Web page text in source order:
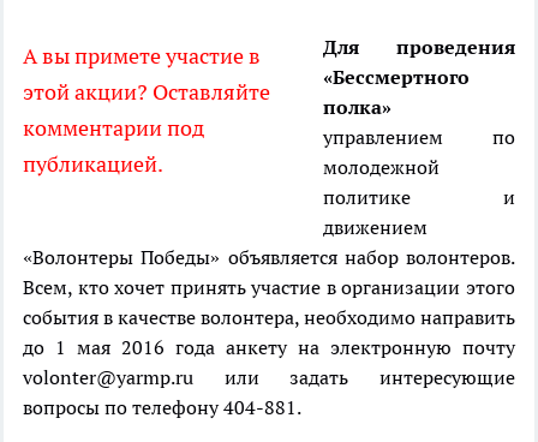
А вы примете участие в
этой акции? Оставляйте
комментарии под
публикацией.
Для проведения
«Бессмертного
полка»
управлением по
молодежной
политике и
движением
«Волонтеры Победы» объявляется набор волонтеров.
Всем, кто хочет принять участие в организации этого
события в качестве волонтера, необходимо направить
до 1 мая 2016 года анкету на электронную почту
volonter@yarmp.ru или задать интересующие
вопросы по телефону 404-881.